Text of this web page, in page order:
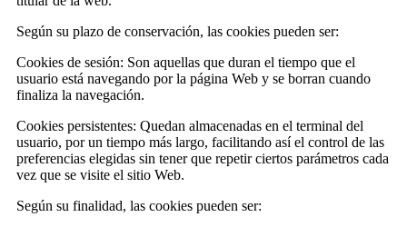
Según su plazo de conservación, las cookies pueden ser:
Cookies de sesión: Son aquellas que duran el tiempo que el
usuario está navegando por la página Web y se borran cuando
finaliza la navegación.
Cookies persistentes: Quedan almacenadas en el terminal del
usuario, por un tiempo más largo, facilitando así el control de las
preferencias elegidas sin tener que repetir ciertos parámetros cada
vez que se visite el sitio Web.
Según su finalidad, las cookies pueden ser: